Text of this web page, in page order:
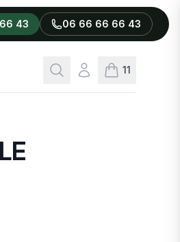
43 06 66 66 66 43
Rechercher
Connexion
11
articles dans